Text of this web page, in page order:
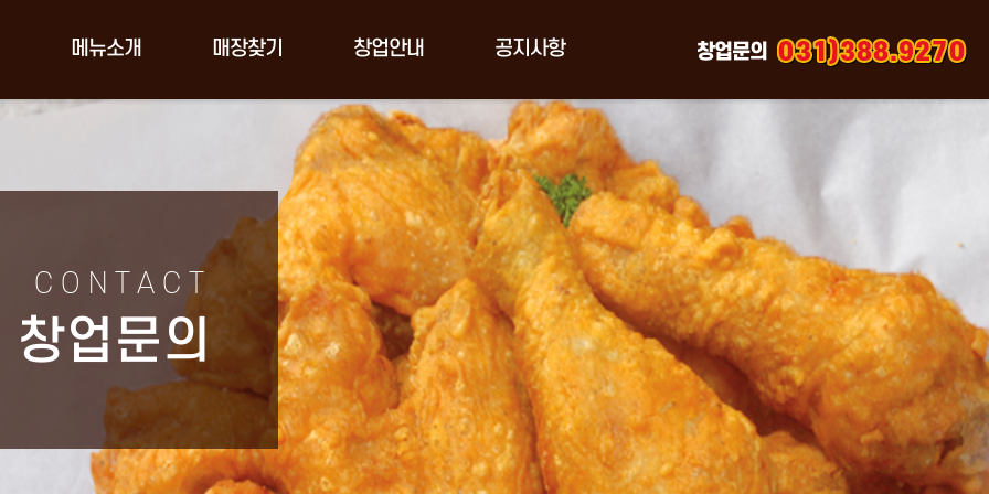
메뉴소개 매장찾기 창업안내 공지사항 창업문의
CONTACT
창업문의